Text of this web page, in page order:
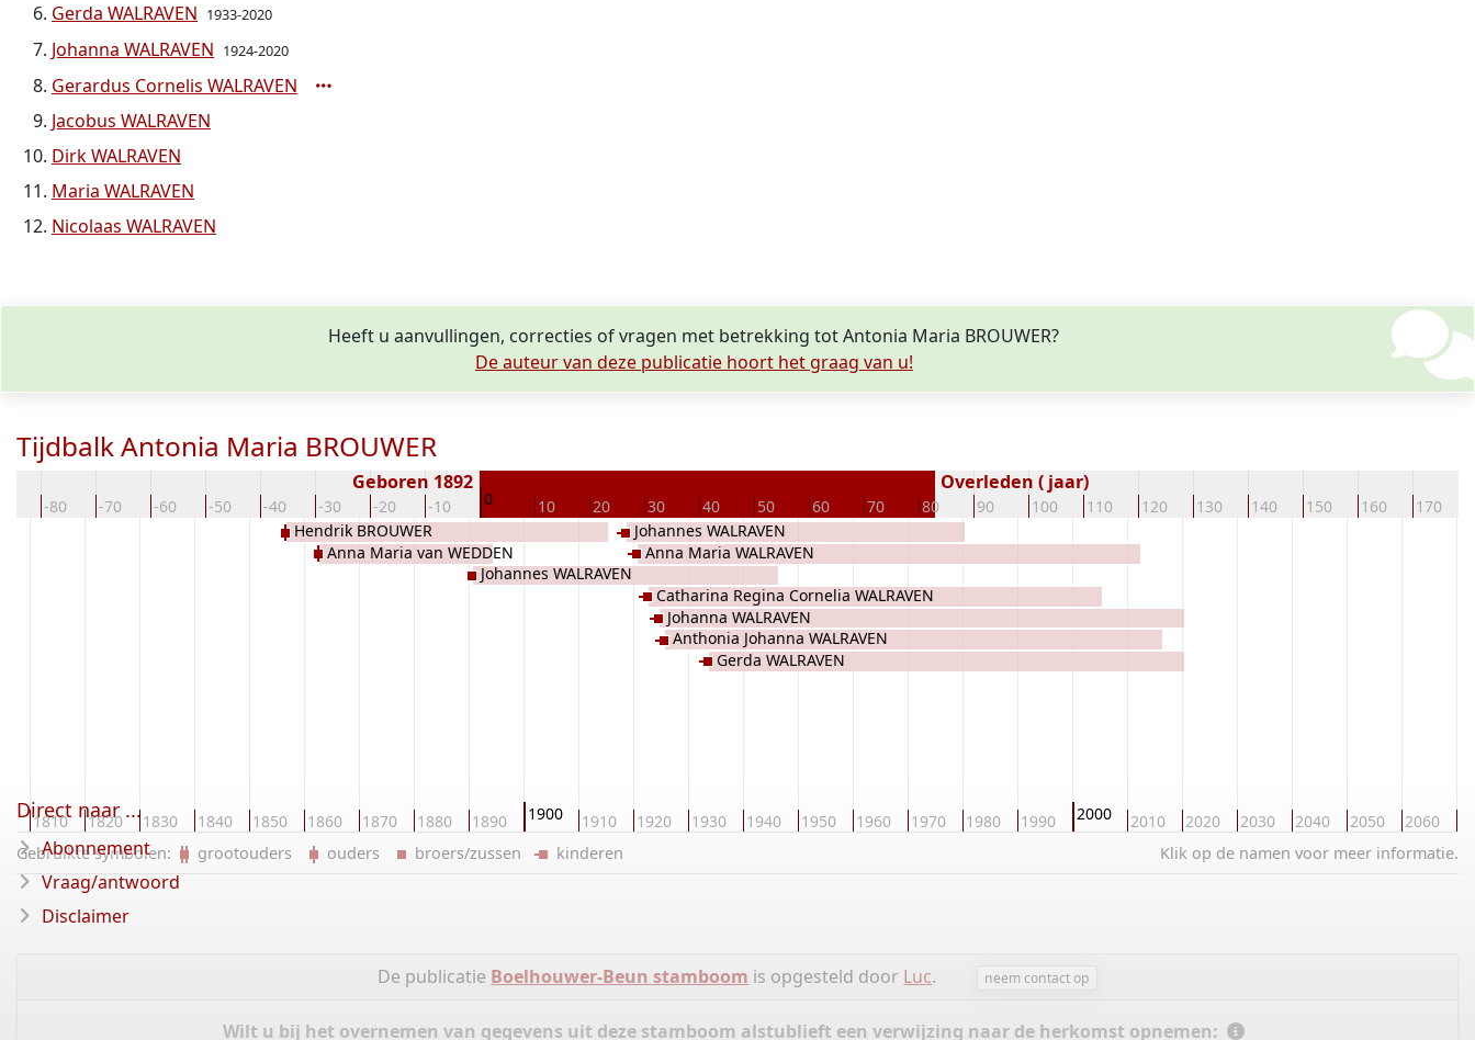
Gerda WALRAVEN 1933-2020
Johanna WALRAVEN 1924-2020
Gerardus Cornelis WALRAVEN
Jacobus WALRAVEN
Dirk WALRAVEN
Maria WALRAVEN
Nicolaas WALRAVEN
Heeft u aanvullingen, correcties of vragen met betrekking tot Antonia Maria BROUWER?
De auteur van deze publicatie hoort het graag van u!
Tijdbalk Antonia Maria BROUWER
-80 -70 -60 -50 -40 -30 -20 -10 0 10 20 30 40 50 60 70 80 90 100 110 120 130 140 150 160 170
Geboren 1892 Overleden ( jaar)
1810 1820 1830 1840 1850 1860 1870 1880 1890 1900 1910 1920 1930 1940 1950 1960 1970 1980 1990 2000 2010 2020 2030 2040 2050 2060
Hendrik BROUWER
Anna Maria van WEDDEN
Johannes WALRAVEN
Johannes WALRAVEN
Anna Maria WALRAVEN
Catharina Regina Cornelia WALRAVEN
Johanna WALRAVEN
Anthonia Johanna WALRAVEN
Gerda WALRAVEN
Klik op de namen voor meer informatie.
Gebruikte symbolen: grootouders ouders broers/zussen kinderen
De publicatie Boelhouwer-Beun stamboom is opgesteld door Luc. neem contact op
Wilt u bij het overnemen van gegevens uit deze stamboom alstublieft een verwijzing naar de herkomst opnemen:
Direct naar ...
Abonnement
Vraag/antwoord
Disclaimer